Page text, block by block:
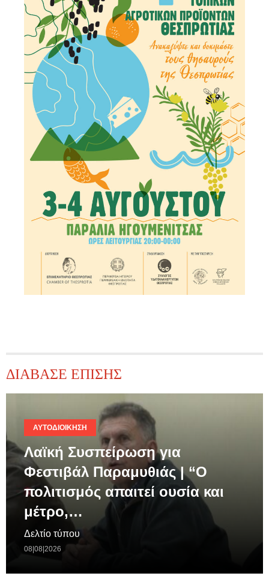
ΔΙΑΒΑΣΕ ΕΠΙΣΗΣ
ΑΥΤΟΔΙΟΊΚΗΣΗ
Λαϊκή Συσπείρωση για
Φεστιβάλ Παραμυθιάς | “Ο
πολιτισμός απαιτεί ουσία και
μέτρο,…
Δελτίο τύπου
08|08|2026